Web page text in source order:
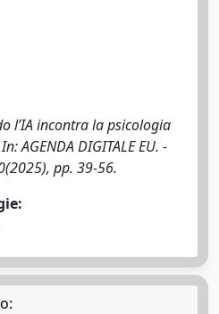
l’IA incontra la psicologia
AGENDA DIGITALE EU. -
pp. 39-56.